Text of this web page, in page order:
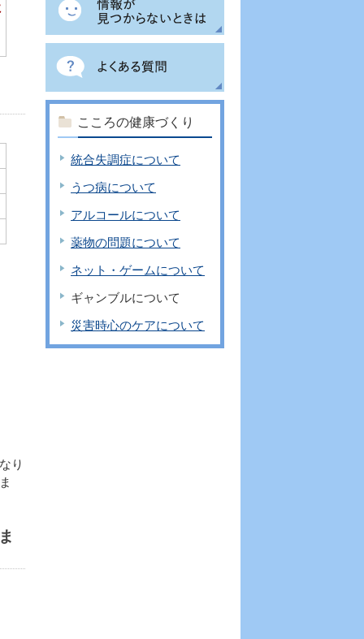
り
こころの健康づくり
統合失調症について
うつ病について
アルコールについて
薬物の問題について
ネット・ゲームについて
ギャンブルについて
災害時心のケアについて